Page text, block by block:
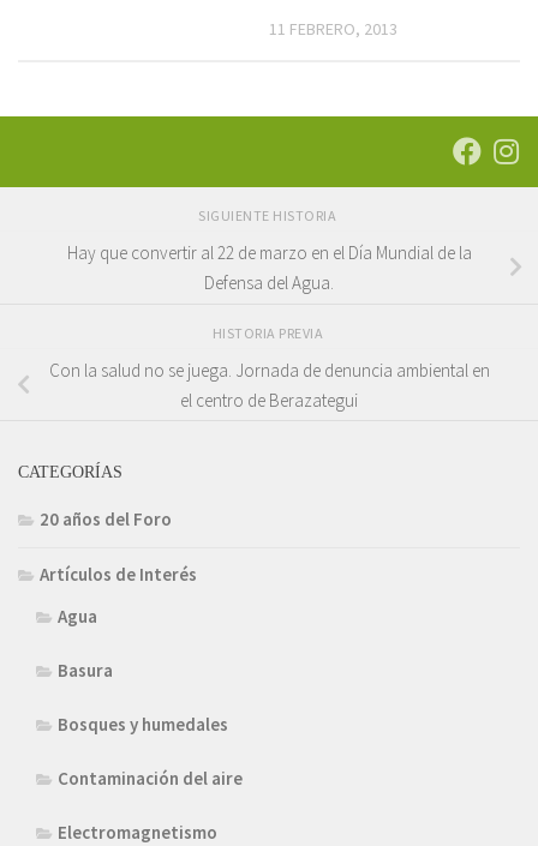
11 FEBRERO, 2013
SIGUIENTE HISTORIA
Hay que convertir al 22 de marzo en el Día Mundial de la
Defensa del Agua.
HISTORIA PREVIA
Con la salud no se juega. Jornada de denuncia ambiental en
el centro de Berazategui
CATEGORÍAS
20 años del Foro
Artículos de Interés
Agua
Basura
Bosques y humedales
Contaminación del aire
Electromagnetismo